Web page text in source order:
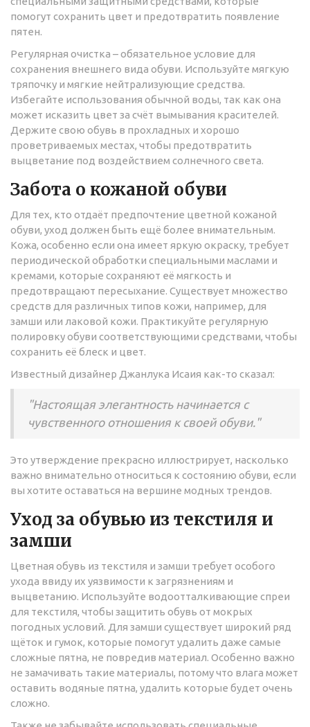
помогут сохранить цвет и предотвратить появление
пятен.
Регулярная очистка – обязательное условие для
сохранения внешнего вида обуви. Используйте мягкую
тряпочку и мягкие нейтрализующие средства.
Избегайте использования обычной воды, так как она
может исказить цвет за счёт вымывания красителей.
Держите свою обувь в прохладных и хорошо
проветриваемых местах, чтобы предотвратить
выцветание под воздействием солнечного света.
Забота о кожаной обуви
Для тех, кто отдаёт предпочтение цветной кожаной
обуви, уход должен быть ещё более внимательным.
Кожа, особенно если она имеет яркую окраску, требует
периодической обработки специальными маслами и
кремами, которые сохраняют её мягкость и
предотвращают пересыхание. Существует множество
средств для различных типов кожи, например, для
замши или лаковой кожи. Практикуйте регулярную
полировку обуви соответствующими средствами, чтобы
сохранить её блеск и цвет.
Известный дизайнер Джанлука Исаия как-то сказал:
"Настоящая элегантность начинается с
чувственного отношения к своей обуви."
Это утверждение прекрасно иллюстрирует, насколько
важно внимательно относиться к состоянию обуви, если
вы хотите оставаться на вершине модных трендов.
Уход за обувью из текстиля и
замши
Цветная обувь из текстиля и замши требует особого
ухода ввиду их уязвимости к загрязнениям и
выцветанию. Используйте водоотталкивающие спреи
для текстиля, чтобы защитить обувь от мокрых
погодных условий. Для замши существует широкий ряд
щёток и гумок, которые помогут удалить даже самые
сложные пятна, не повредив материал. Особенно важно
не замачивать такие материалы, потому что влага может
оставить водяные пятна, удалить которые будет очень
сложно.